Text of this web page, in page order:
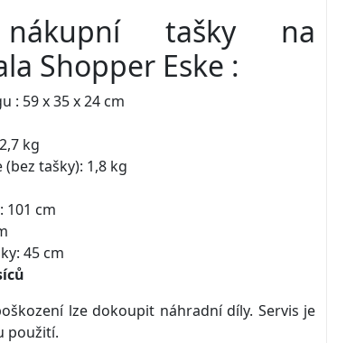
nákupní tašky na
Shopper Eske :
: 59 x 35 x 24 cm
kg
tašky): 1,8 kg
101 cm
45 cm
lze dokoupit náhradní díly. Servis je
použití.